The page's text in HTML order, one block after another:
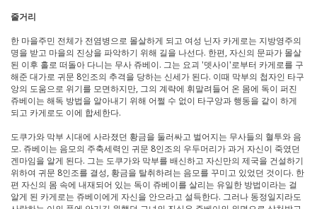
줄거리
한 마을주민 전체가 전염병으로 몰살하게 되고 여성 닌자 카게로는 지방영주의
명을 받고 마을의 진상을 파악하기 위해 길을 나선다. 한편, 자신의 문파가 몰살
된 이후 홀로 떠돌아 다니는 무사 쥬베이. 그는 요괴 '뎃사이'로부터 카게로를 구
해준 대가로 귀문 8인조의 추격을 당하는 신세가 된다. 이때 막부의 첩자인 타구
앙의 도움으로 위기를 모면하지만, 그의 계략에 휘말려들어 온 몸에 독이 퍼진
쥬베이는 해독 방법을 알아내기 위해 어쩔 수 없이 타구앙과 행동을 같이 하게
되고 카게로도 이에 합세한다.
도쿠가와 막부 시대에 사라졌던 황금을 둘러싸고 벌어지는 무사들의 혈투와 음
모. 쥬베이는 음모의 주축세력인 귀문 8인조의 우두머리가 과거 자신이 죽였던
겐마임을 알게 된다. 그는 도쿠가와 막부를 배신하고 자신만의 제국을 건설하기
위하여 귀문 8인조를 결성, 황금을 탈취하려는 음모를 꾸미고 있었던 것이다. 한
편 자신의 몸 속에 내재되어 있는 독이 쥬베이를 살리는 유일한 방법이라는 걸
알게 된 카게로는 쥬베이에게 자신을 안으라고 설득한다. 그러나 동정일지라도